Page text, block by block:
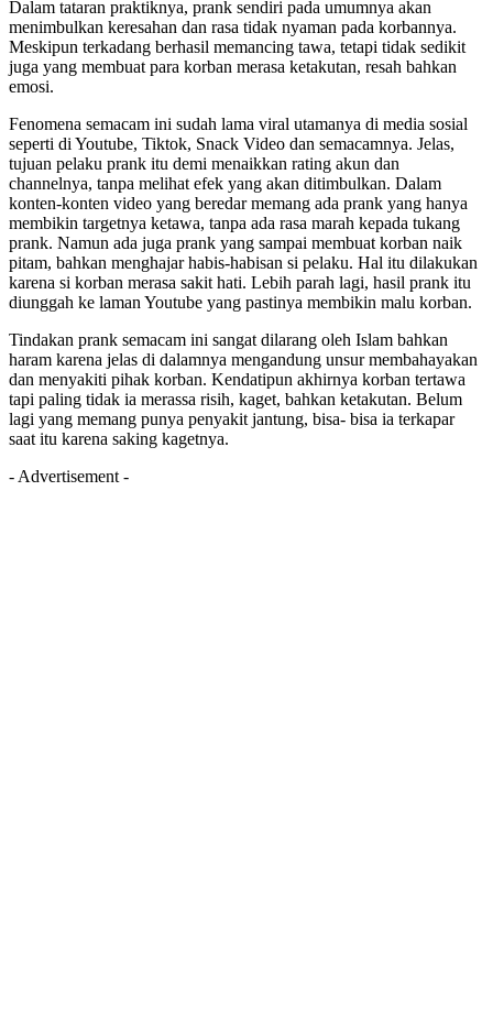
Dalam tataran praktiknya, prank sendiri pada umumnya akan
menimbulkan keresahan dan rasa tidak nyaman pada korbannya.
Meskipun terkadang berhasil memancing tawa, tetapi tidak sedikit
juga yang membuat para korban merasa ketakutan, resah bahkan
emosi.
Fenomena semacam ini sudah lama viral utamanya di media sosial
seperti di Youtube, Tiktok, Snack Video dan semacamnya. Jelas,
tujuan pelaku prank itu demi menaikkan rating akun dan
channelnya, tanpa melihat efek yang akan ditimbulkan. Dalam
konten-konten video yang beredar memang ada prank yang hanya
membikin targetnya ketawa, tanpa ada rasa marah kepada tukang
prank. Namun ada juga prank yang sampai membuat korban naik
pitam, bahkan menghajar habis-habisan si pelaku. Hal itu dilakukan
karena si korban merasa sakit hati. Lebih parah lagi, hasil prank itu
diunggah ke laman Youtube yang pastinya membikin malu korban.
Tindakan prank semacam ini sangat dilarang oleh Islam bahkan
haram karena jelas di dalamnya mengandung unsur membahayakan
dan menyakiti pihak korban. Kendatipun akhirnya korban tertawa
tapi paling tidak ia merassa risih, kaget, bahkan ketakutan. Belum
lagi yang memang punya penyakit jantung, bisa- bisa ia terkapar
saat itu karena saking kagetnya.
- Advertisement -